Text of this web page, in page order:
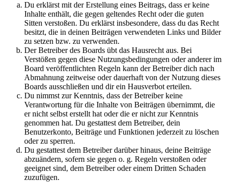
Du erklärst mit der Erstellung eines Beitrags, dass er keine
Inhalte enthält, die gegen geltendes Recht oder die guten
Sitten verstoßen. Du erklärst insbesondere, dass du das Recht
besitzt, die in deinen Beiträgen verwendeten Links und Bilder
zu setzen bzw. zu verwenden.
Der Betreiber des Boards übt das Hausrecht aus. Bei
Verstößen gegen diese Nutzungsbedingungen oder anderer im
Board veröffentlichten Regeln kann der Betreiber dich nach
Abmahnung zeitweise oder dauerhaft von der Nutzung dieses
Boards ausschließen und dir ein Hausverbot erteilen.
Du nimmst zur Kenntnis, dass der Betreiber keine
Verantwortung für die Inhalte von Beiträgen übernimmt, die
er nicht selbst erstellt hat oder die er nicht zur Kenntnis
genommen hat. Du gestattest dem Betreiber, dein
Benutzerkonto, Beiträge und Funktionen jederzeit zu löschen
oder zu sperren.
Du gestattest dem Betreiber darüber hinaus, deine Beiträge
abzuändern, sofern sie gegen o. g. Regeln verstoßen oder
geeignet sind, dem Betreiber oder einem Dritten Schaden
zuzufügen.